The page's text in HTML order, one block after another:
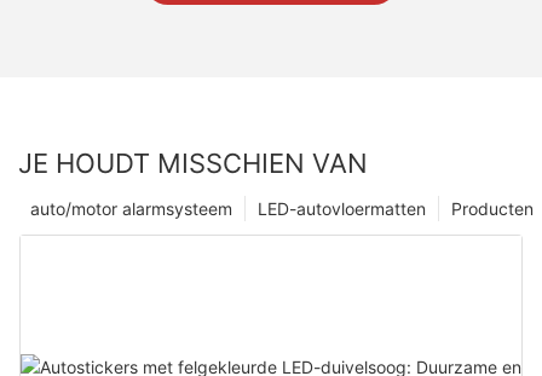
JE HOUDT MISSCHIEN VAN
Producten
LED-autovloermatten
auto/motor alarmsysteem